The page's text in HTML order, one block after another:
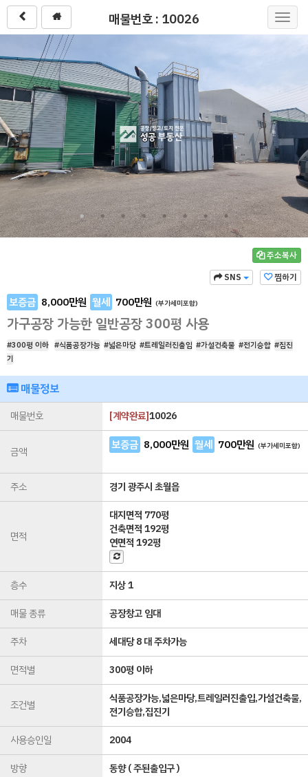
매물번호 : 10026
주소복사
찜하기
SNS
보증금 8,000만원 월세 700만원 (부가세미포함)
가구공장 가능한 일반공장 300평 사용
#300평 이하 #식품공장가능 #넓은마당 #트레일러진출입 #가설건축물 #전기승합 #집진
기
매물정보
매물번호 [계약완료]10026
금액 보증금 8,000만원 월세 700만원 (부가세미포함)
주소 경기 광주시 초월읍
면적
대지면적 770평
건축면적192평
연면적192평
층수
지상 1
매물 종류
공장창고 임대
주차
세대당 8 대 주차가능
면적별
300평 이하
조건별
식품공장가능,넓은마당,트레일러진출입,가설건축물,
전기승합,집진기
사용승인일
2004
방향
동향 ( 주된출입구 )